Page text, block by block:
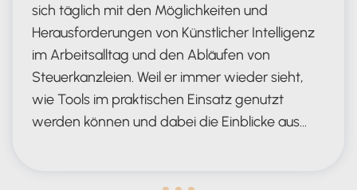
sich täglich mit den Möglichkeiten und
Herausforderungen von Künstlicher Intelligenz
im Arbeitsalltag und den Abläufen von
Steuerkanzleien. Weil er immer wieder sieht,
wie Tools im praktischen Einsatz genutzt
werden können und dabei die Einblicke aus…